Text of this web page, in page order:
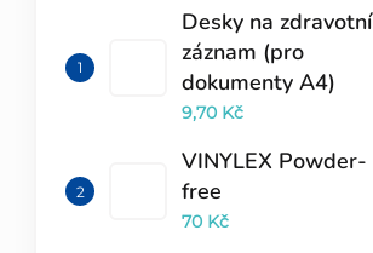
Desky na zdravotní
záznam (pro
dokumenty A4)
9,70 Kč
VINYLEX Powder-
free
70 Kč